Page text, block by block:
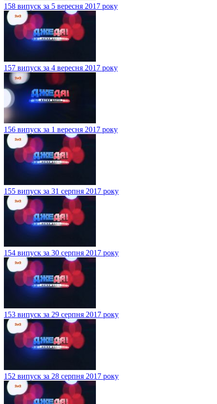
158 випуск за 5 вересня 2017 року
157 випуск за 4 вересня 2017 року
156 випуск за 1 вересня 2017 року
155 випуск за 31 серпня 2017 року
154 випуск за 30 серпня 2017 року
153 випуск за 29 серпня 2017 року
152 випуск за 28 серпня 2017 року